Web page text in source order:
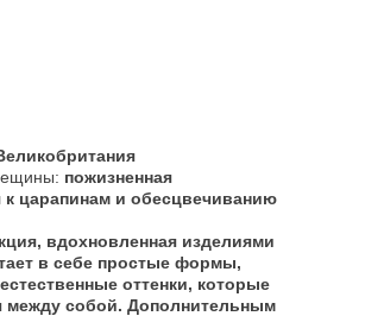
пожизненная
к царапинам и обесцвечиванию
вдохновленная изделиями
в себе простые формы,
оттенки, которые
между собой. Дополнительным